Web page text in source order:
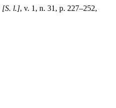
[S. l.], v. 1, n. 31, p. 227–252,